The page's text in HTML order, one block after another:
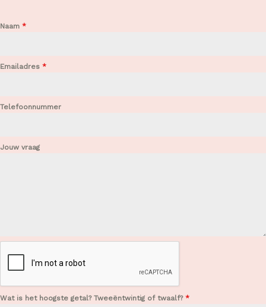
Naam *
Emailadres *
Telefoonnummer
Jouw vraag
Wat is het hoogste getal? Tweeëntwintig of twaalf? *